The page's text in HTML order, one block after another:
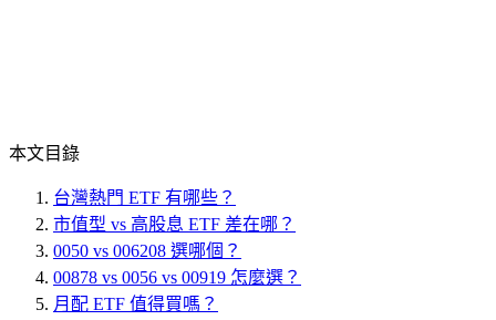
本文目錄
台灣熱門 ETF 有哪些？
市值型 vs 高股息 ETF 差在哪？
0050 vs 006208 選哪個？
00878 vs 0056 vs 00919 怎麼選？
月配 ETF 值得買嗎？